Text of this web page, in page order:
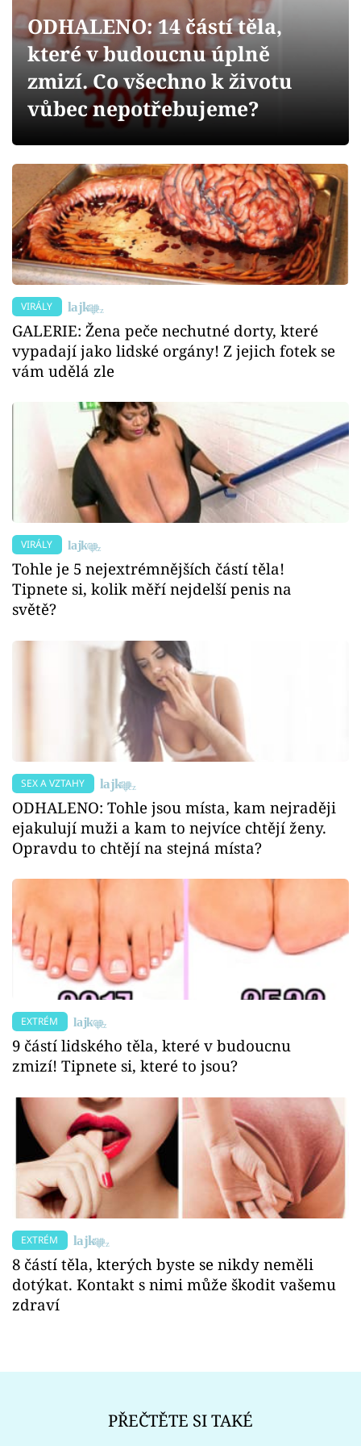
Videa
Sledujte prima+
Sledujte nás
ODHALENO: 14 částí těla,
které v budoucnu úplně
zmizí. Co všechno k životu
vůbec nepotřebujeme?
VIRÁLY
GALERIE: Žena peče nechutné dorty, které
vypadají jako lidské orgány! Z jejich fotek se
vám udělá zle
VIRÁLY
Tohle je 5 nejextrémnějších částí těla!
Tipnete si, kolik měří nejdelší penis na
světě?
SEX A VZTAHY
ODHALENO: Tohle jsou místa, kam nejraději
ejakulují muži a kam to nejvíce chtějí ženy.
Opravdu to chtějí na stejná místa?
EXTRÉM
9 částí lidského těla, které v budoucnu
zmizí! Tipnete si, které to jsou?
EXTRÉM
8 částí těla, kterých byste se nikdy neměli
dotýkat. Kontakt s nimi může škodit vašemu
zdraví
PŘEČTĚTE SI TAKÉ